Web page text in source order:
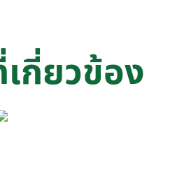
กี่ยวข้อง